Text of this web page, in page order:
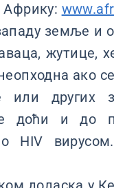
Африку:
земље и
жутице,
ако
или других
доћи и до
HIV